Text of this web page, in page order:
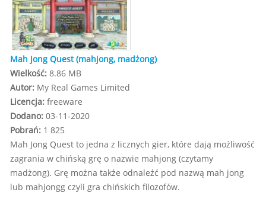
Mah Jong Quest (mahjong, madżong)
Wielkość: 8.86 MB
Autor: My Real Games Limited
Licencja: freeware
Dodano: 03-11-2020
Pobrań: 1 825
Mah Jong Quest to jedna z licznych gier, które dają możliwość
zagrania w chińską grę o nazwie mahjong (czytamy
madżong). Grę można także odnaleźć pod nazwą mah jong
lub mahjongg czyli gra chińskich filozofów.